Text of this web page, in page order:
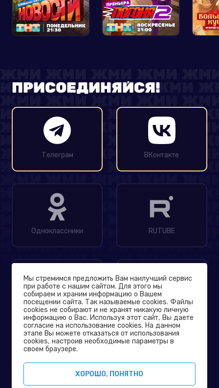
ПРИСОЕДИНЯЙСЯ!
Телеграм ВКонтакте
Одноклассники RUTUBE
MAX Дзен
© 2004-2026
Официальный сайт телеканала ТНТ
Политика конфиденциальности
Мы стремимся предложить Вам наилучший сервис
при работе с нашим сайтом. Для этого мы
собираем и храним информацию о Вашем
посещении сайта. Так называемые cookies. Файлы
cookies не собирают и не хранят никакую личную
информацию о Вас. Используя этот сайт, Вы даете
согласие на использование cookies. На данном
этапе Вы можете отказаться от использования
cookies, настроив необходимые параметры в
своем браузере.
ХОРОШО, ПОНЯТНО